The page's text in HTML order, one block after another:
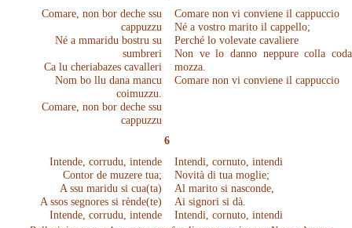
Comare, non bor deche ssu
cappuzzu
Né a mmaridu bostru su
sumbreri
Ca lu cheriabazes cavalleri
Nom bo llu dana mancu
coimuzzu.
Comare, non bor deche ssu
cappuzzu
Comare non vi conviene il cappuccio
Né a vostro marito il cappello;
Perché lo volevate cavaliere
Non ve lo danno neppure colla coda
mozza.
Comare non vi conviene il cappuccio
6
Intende, corrudu, intende
Contor de muzere tua;
A ssu maridu si cua(ta)
A ssos segnores si rènde(te)
Intende, corrudu, intende
Intendi, cornuto, intendi
Novità di tua moglie;
Al marito si nasconde,
Ai signori si dà.
Intendi, cornuto, intendi